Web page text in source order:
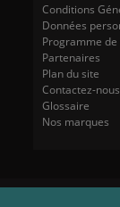
Conditions
Données
Programme
Partenaires
Plan du site
Contactez-nous
Glossaire
Nos marques